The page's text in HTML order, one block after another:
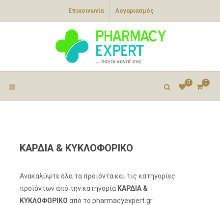
Επικοινωνία Λογαριασμός
0
0
ΚΑΡΔΙΑ & ΚΥΚΛΟΦΟΡΙΚΟ
Ανακαλύψτε όλα τα προϊόντα και τις κατηγορίες
προϊόντων από την κατηγορία ΚΑΡΔΙΑ &
ΚΥΚΛΟΦΟΡΙΚΟ από το pharmacyexpert.gr